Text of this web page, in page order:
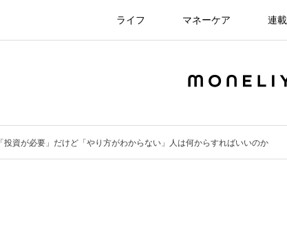
ライフ マネーケア 連載
「投資が必要」だけど「やり方がわからない」人は何からすればいいのか